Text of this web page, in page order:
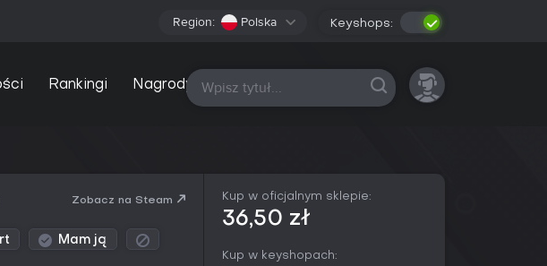
Region: Polska Keyshops:
Rankingi Nagrody Wszystkie platformy
Zobacz na Steam
Mam ją
Kup w oficjalnym sklepie:
36,50 zł
Kup w keyshopach: